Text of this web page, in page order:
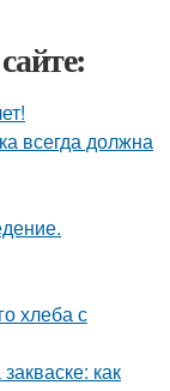
всегда должна
хлеба с
как